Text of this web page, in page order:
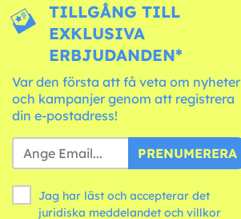
TILLGÅNG TILL
EXKLUSIVA
ERBJUDANDEN*
Var den första att få veta om nyheter
och kampanjer genom att registrera
din e-postadress!
PRENUMERERA
Jag har läst och accepterar det
juridiska meddelandet och villkor